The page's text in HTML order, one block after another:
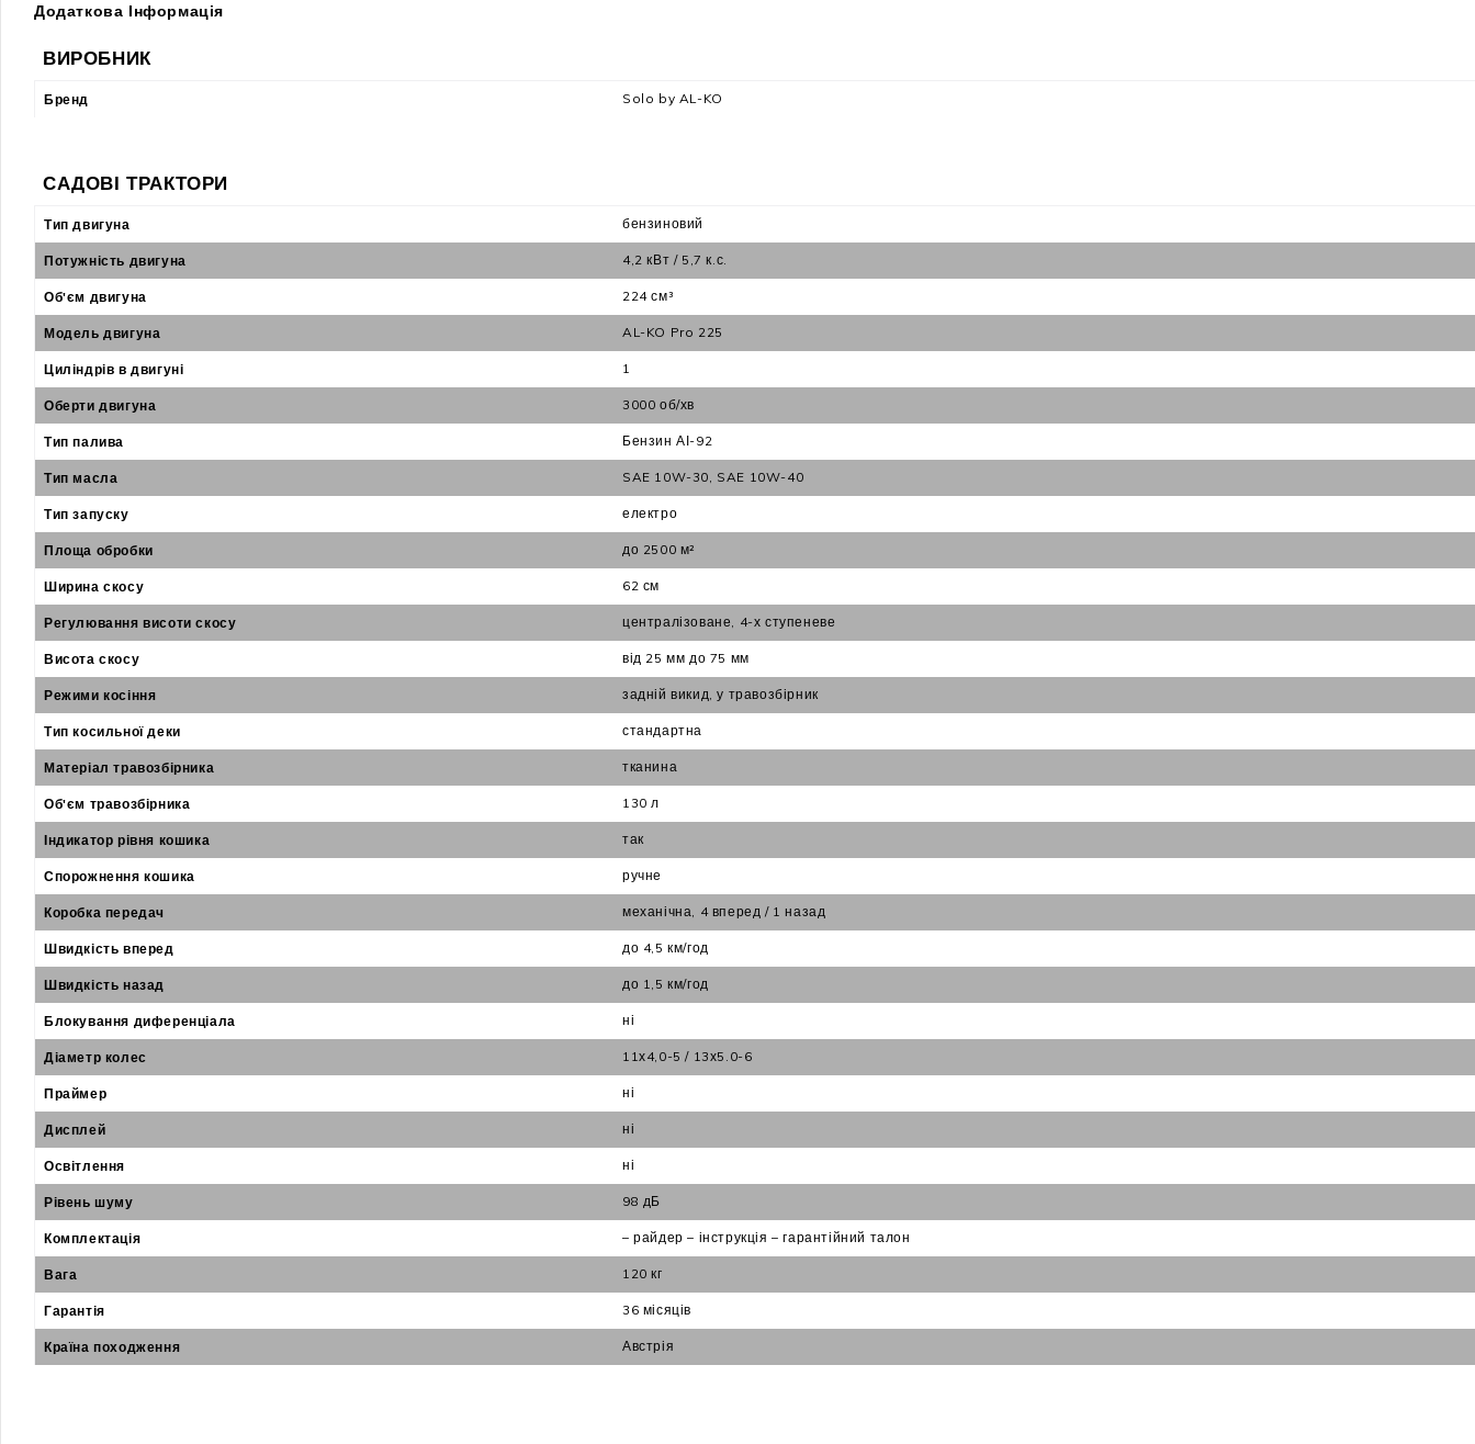
Додаткова Інформація
ВИРОБНИК
Бренд Solo by AL-KO
САДОВІ ТРАКТОРИ
Тип двигуна бензиновий
Потужність двигуна 4,2 кВт / 5,7 к.с.
Об'єм двигуна 224 см³
Модель двигуна AL-KO Pro 225
Циліндрів в двигуні 1
Оберти двигуна 3000 об/хв
Тип палива Бензин АІ-92
Тип масла SAE 10W-30, SAE 10W-40
Тип запуску електро
Площа обробки до 2500 м²
Ширина скосу 62 см
Регулювання висоти скосу централізоване, 4-х ступеневе
Висота скосу від 25 мм до 75 мм
Режими косіння задній викид, у травозбірник
Тип косильної деки стандартна
Матеріал травозбірника тканина
Об'єм травозбірника 130 л
Індикатор рівня кошика так
Спорожнення кошика ручне
Коробка передач механічна, 4 вперед / 1 назад
Швидкість вперед до 4,5 км/год
Швидкість назад до 1,5 км/год
Блокування диференціала ні
Діаметр колес 11х4,0-5 / 13х5.0-6
Праймер ні
Дисплей ні
Освітлення ні
Рівень шуму 98 дБ
Комплектація – райдер – інструкція – гарантійний талон
Вага 120 кг
Гарантія 36 місяців
Країна походження Австрія